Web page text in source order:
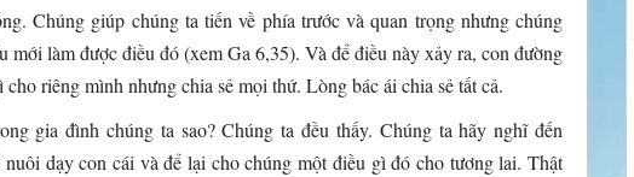
Chúng giúp chúng ta tiến về phía trước và quan trọng nhưng chúng
mới làm được điều đó (xem Ga 6,35). Và để điều này xảy ra, con đường
riêng mình nhưng chia sẻ mọi thứ. Lòng bác ái chia sẻ tất cả.
gia đình chúng ta sao? Chúng ta đều thấy. Chúng ta hãy nghĩ đến
dạy con cái và để lại cho chúng một điều gì đó cho tương lai. Thật